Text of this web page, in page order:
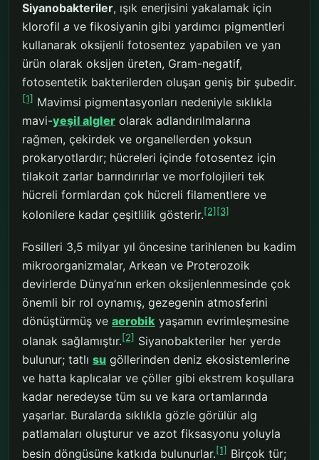
Siyanobakteriler, ışık enerjisini yakalamak için
klorofil a ve fikosiyanin gibi yardımcı pigmentleri
kullanarak oksijenli fotosentez yapabilen ve yan
ürün olarak oksijen üreten, Gram-negatif,
fotosentetik bakterilerden oluşan geniş bir şubedir.
[1] Mavimsi pigmentasyonları nedeniyle sıklıkla
mavi-yeşil algler olarak adlandırılmalarına
rağmen, çekirdek ve organellerden yoksun
prokaryotlardır; hücreleri içinde fotosentez için
tilakoit zarlar barındırırlar ve morfolojileri tek
hücreli formlardan çok hücreli filamentlere ve
kolonilere kadar çeşitlilik gösterir.[2] [3]
Fosilleri 3,5 milyar yıl öncesine tarihlenen bu kadim
mikroorganizmalar, Arkean ve Proterozoik
devirlerde Dünya’nın erken oksijenlenmesinde çok
önemli bir rol oynamış, gezegenin atmosferini
dönüştürmüş ve aerobik yaşamın evrimleşmesine
olanak sağlamıştır.[2] Siyanobakteriler her yerde
bulunur; tatlı su göllerinden deniz ekosistemlerine
ve hatta kaplıcalar ve çöller gibi ekstrem koşullara
kadar neredeyse tüm su ve kara ortamlarında
yaşarlar. Buralarda sıklıkla gözle görülür alg
patlamaları oluşturur ve azot fiksasyonu yoluyla
besin döngüsüne katkıda bulunurlar.[1] Birçok tür;